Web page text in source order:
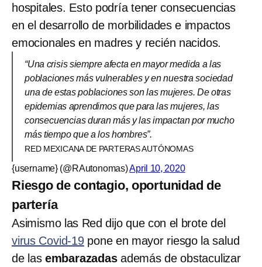
hospitales. Esto podría tener consecuencias
en el desarrollo de morbilidades e impactos
emocionales en madres y recién nacidos.
“Una crisis siempre afecta en mayor medida a las
poblaciones más vulnerables y en nuestra sociedad
una de estas poblaciones son las mujeres. De otras
epidemias aprendimos que para las mujeres, las
consecuencias duran más y las impactan por mucho
más tiempo que a los hombres”.
RED MEXICANA DE PARTERAS AUTÓNOMAS
{username} (@RAutonomas)April 10, 2020
Riesgo de contagio, oportunidad de
partería
Asimismo las Red dijo que con el brote del
virus Covid-19pone en mayor riesgo la salud
de las embarazadasademás de obstaculizar